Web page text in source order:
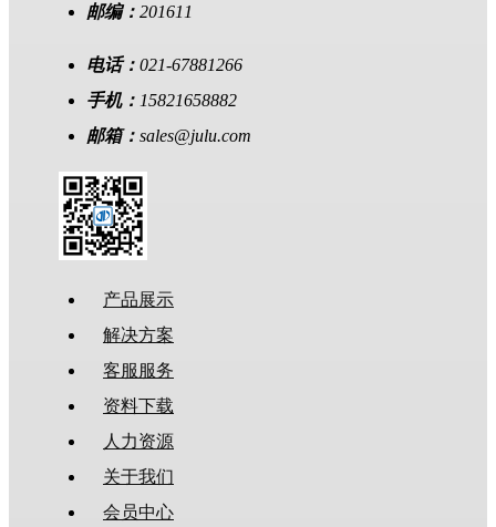
邮编： 201611
电话： 021-67881266
手机： 15821658882
邮箱： sales@julu.com
产品展示
解决方案
客服服务
资料下载
人力资源
关于我们
会员中心